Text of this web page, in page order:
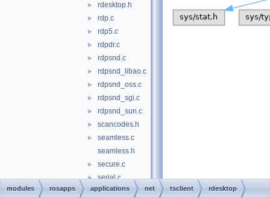
► rdesktop.h
► rdp.c
► rdp5.c
► rdpdr.c
► rdpsnd.c
► rdpsnd_libao.c
► rdpsnd_oss.c
► rdpsnd_sgi.c
► rdpsnd_sun.c
► scancodes.h
►
seamless.c
seamless.h
► secure.c
► serial.c
► tcp.c
modules rosapps applications net tsclient rdesktop